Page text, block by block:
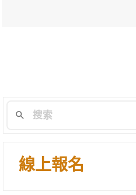
線上報名